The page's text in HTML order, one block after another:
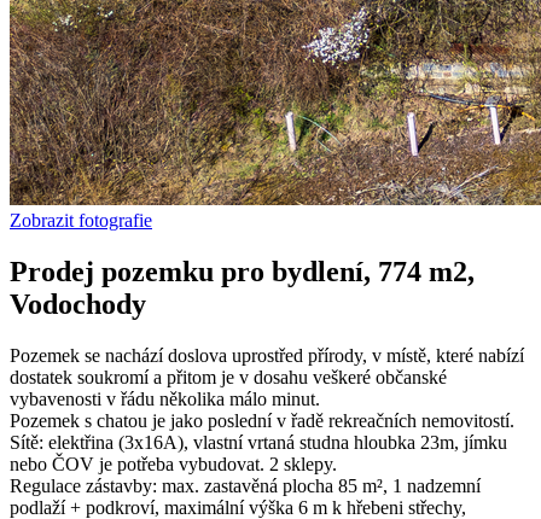
Zobrazit fotografie
Prodej pozemku pro bydlení, 774 m2,
Vodochody
Pozemek se nachází doslova uprostřed přírody, v místě, které nabízí
dostatek soukromí a přitom je v dosahu veškeré občanské
vybavenosti v řádu několika málo minut.
Pozemek s chatou je jako poslední v řadě rekreačních nemovitostí.
Sítě: elektřina (3x16A), vlastní vrtaná studna hloubka 23m, jímku
nebo ČOV je potřeba vybudovat. 2 sklepy.
Regulace zástavby: max. zastavěná plocha 85 m², 1 nadzemní
podlaží + podkroví, maximální výška 6 m k hřebeni střechy,